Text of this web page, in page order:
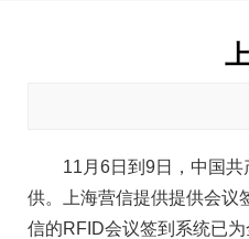
11月6日到9日，中国
供。上海营信提供提供会议
信的RFID会议签到系统已